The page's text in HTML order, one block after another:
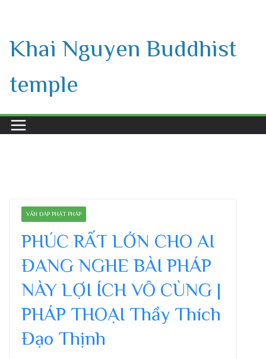
content
Khai Nguyen Buddhist
temple
VẤN ĐÁP PHẬT PHÁP
PHÚC RẤT LỚN CHO AI
ĐANG NGHE BÀI PHÁP
NÀY LỢI ÍCH VÔ CÙNG |
PHÁP THOẠI Thầy Thích
Đạo Thịnh